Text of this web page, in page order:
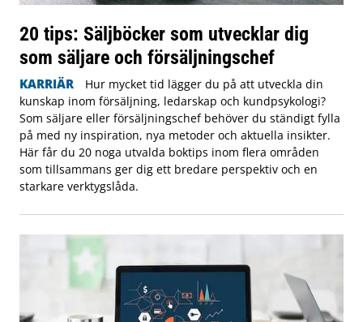
20 tips: Säljböcker som utvecklar dig
som säljare och försäljningschef
KARRIÄR
Hur mycket tid lägger du på att utveckla din
kunskap inom försäljning, ledarskap och kundpsykologi?
Som säljare eller försäljningschef behöver du ständigt fylla
på med ny inspiration, nya metoder och aktuella insikter.
Här får du 20 noga utvalda boktips inom flera områden
som tillsammans ger dig ett bredare perspektiv och en
starkare verktygslåda.